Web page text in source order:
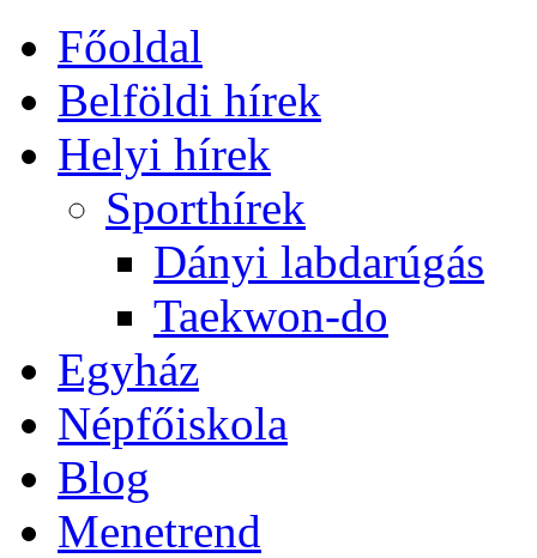
Főoldal
Belföldi hírek
Helyi hírek
Sporthírek
Dányi labdarúgás
Taekwon-do
Egyház
Népfőiskola
Blog
Menetrend